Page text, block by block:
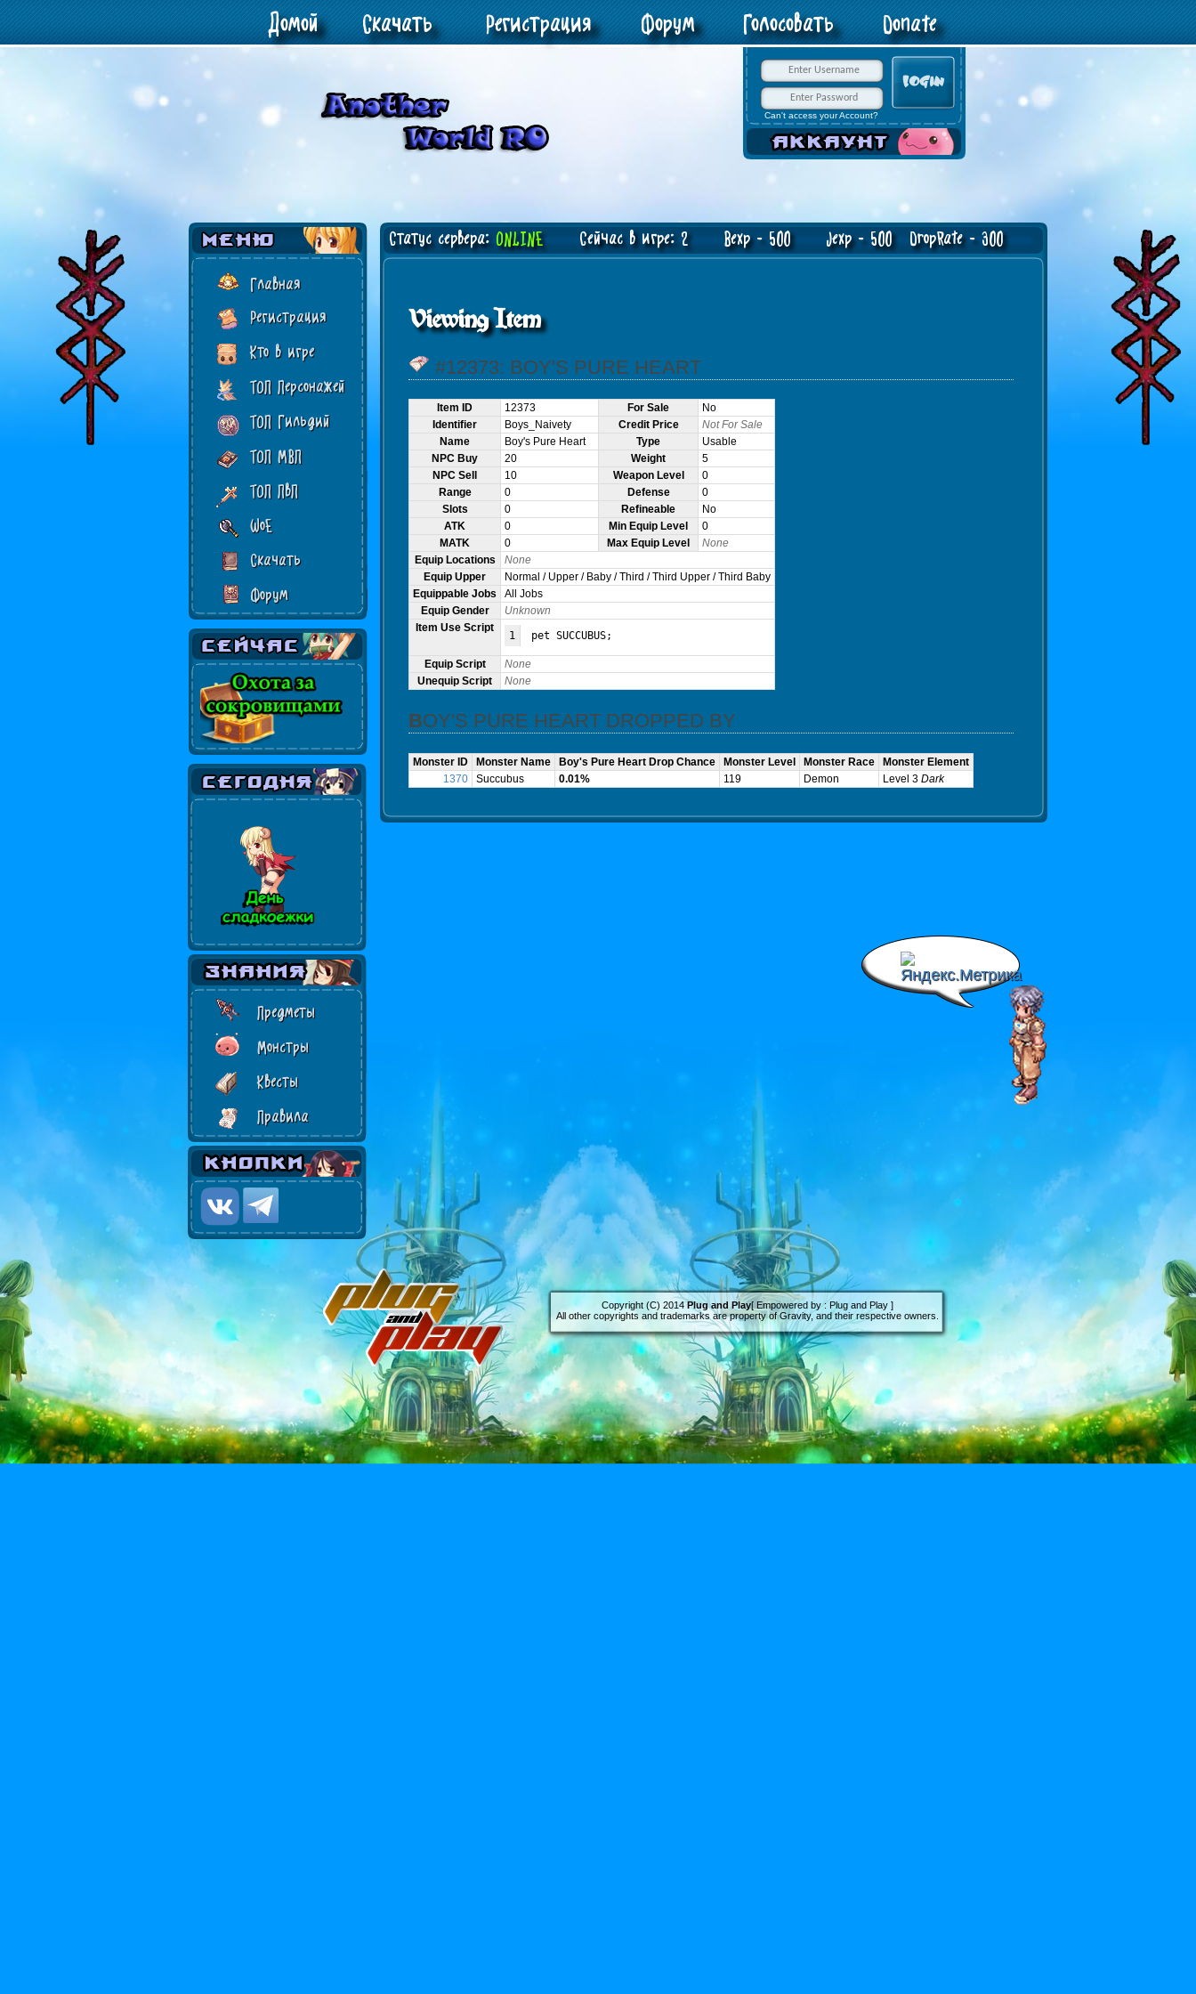
Can't access your Account?
Домой Скачать Регистрация Форум Голосовать Donate
Главная
Регистрация
Кто в игре
ТОП Персонажей
ТОП Гильдий
ТОП МВП
ТОП ПвП
WoE
Скачать
Форум
Предметы
Монстры
Квесты
Правила
Статус сервера: ONLINEСейчас в игре: 2 Bexp - 500 Jexp - 500 DropRate - 300
Viewing Item
#12373: BOY'S PURE HEART
Item ID 12373 For Sale
No
Identifier
Boys_Naivety Credit Price
Not For Sale
Name
Boy's Pure Heart Type
Usable
NPC Buy
20 Weight
5
NPC Sell
10 Weapon Level
0
Range
0 Defense
0
Slots
0 Refineable
No
ATK
0 Min Equip Level
0
MATK
0 Max Equip Level
None
Equip Locations
None
Equip Upper
Normal / Upper / Baby / Third / Third Upper / Third Baby
Equippable Jobs
All Jobs
Equip Gender
Unknown
Item Use Script
1 pet SUCCUBUS;
Equip Script
None
Unequip Script
None
BOY'S PURE HEART DROPPED BY
Monster ID Monster Name Boy's Pure Heart Drop Chance Monster Level Monster Race
Monster Element
1370
Succubus 0.01% 119 Demon Level 3 Dark
Copyright (C) 2014Plug and Play[ Empowered by : Plug and Play ]
All other copyrights and trademarks are property of Gravity, and their respective owners.